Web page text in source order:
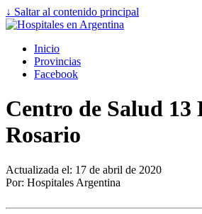
↓ Saltar al contenido principal
Inicio
Provincias
Facebook
Centro de Salud 13
Rosario
Actualizada el: 17 de abril de 2020
Por: Hospitales Argentina